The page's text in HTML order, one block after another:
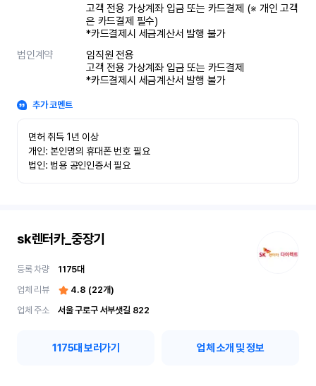
고객 전용 가상계좌 입금 또는 카드결제 (※ 개인 고객
은 카드결제 필수)
*카드결제시 세금계산서 발행 불가
법인계약
임직원 전용
고객 전용 가상계좌 입금 또는 카드결제
*카드결제시 세금계산서 발행 불가
추가 코멘트
면허 취득 1년 이상
개인: 본인명의 휴대폰 번호 필요
법인: 범용 공인인증서 필요
sk렌터카_중장기
등록 차량 1175대
업체 리뷰
4.8 (22개)
업체 주소
서울 구로구 서부샛길 822
1175대 보러가기 업체 소개 및 정보